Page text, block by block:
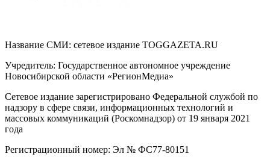
Название СМИ: cетевое издание TOGGAZETA.RU
Учредитель: Государственное автономное учреждение
Новосибирской области «РегионМедиа»
Сетевое издание зарегистрировано Федеральной службой по
надзору в сфере связи, информационных технологий и
массовых коммуникаций (Роскомнадзор) от 19 января 2021
года
Регистрационный номер: Эл № ФС77-80151